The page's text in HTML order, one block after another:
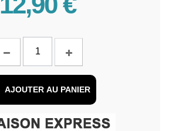
AJOUTER AU PANIER